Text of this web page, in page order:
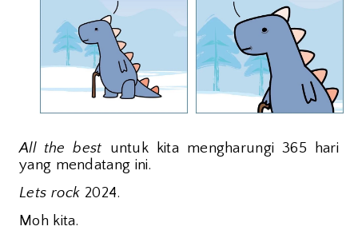
All the best untuk kita mengharungi 365 hari
yang mendatang ini.
Lets rock 2024.
Moh kita.